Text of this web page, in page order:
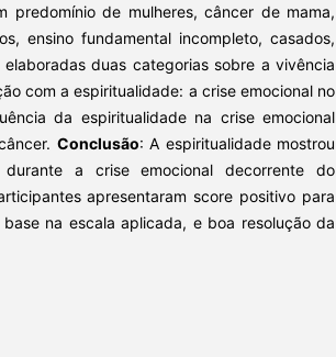
predomínio de mulheres, câncer de mama,
ensino fundamental incompleto, casados,
duas categorias sobre a vivência
com a espiritualidade: a crise emocional no
da espiritualidade na crise emocional
Conclusão: A espiritualidade mostrou
a crise emocional decorrente do
apresentaram score positivo para
na escala aplicada, e boa resolução da